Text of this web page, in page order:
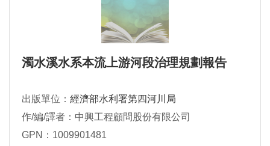
濁水溪水系本流上游河段治理規劃報告
出版單位： 經濟部水利署第四河川局
作/編/譯者：中興工程顧問股份有限公司
GPN：1009901481